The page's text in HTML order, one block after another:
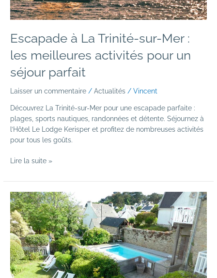
Escapade à La Trinité-sur-Mer :
les meilleures activités pour un
séjour parfait
Laisser un commentaire /Actualités /Vincent
Découvrez La Trinité-sur-Mer pour une escapade parfaite :
plages, sports nautiques, randonnées et détente. Séjournez à
l’Hôtel Le Lodge Kerisper et profitez de nombreuses activités
pour tous les goûts.
un
séjour
parfait
Lire la suite »
L’escapade
familiale
idéale
à
La
Trinité-
sur-
Mer